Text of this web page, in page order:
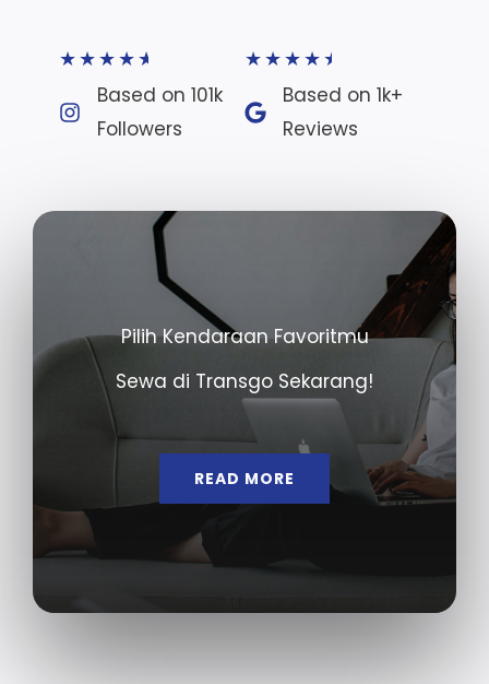
★★★★★
Based on 101k
Followers​
★★★★★
Based on 1k+
Reviews​
Pilih Kendaraan Favoritmu
Sewa di Transgo Sekarang!
READ MORE